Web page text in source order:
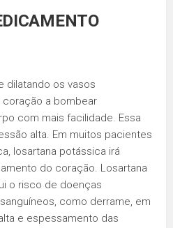
dilatando os vasos
coração a bombear
com mais facilidade. Essa
alta. Em muitos pacientes
losartana potássica irá
do coração. Losartana
o risco de doenças
como derrame, em
e espessamento das